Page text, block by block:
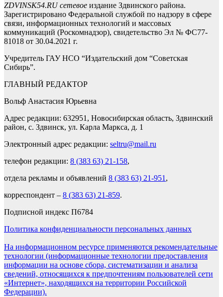
ZDVINSK54.RU сетевое издание Здвинского района.
Зарегистрировано Федеральной службой по надзору в сфере
связи, информационных технологий и массовых
коммуникаций (Роскомнадзор), свидетельство Эл № ФС77-
81018 от 30.04.2021 г.
Учредитель ГАУ НСО “Издательский дом “Советская
Сибирь”.
ГЛАВНЫЙ РЕДАКТОР
Вольф Анастасия Юрьевна
Адрес редакции: 632951, Новосибирская область, Здвинский
район, с. Здвинск, ул. Карла Маркса, д. 1
Электронный адрес редакции: seltru@mail.ru
телефон редакции: 8 (383 63) 21-158,
отдела рекламы и объявлений 8 (383 63) 21-951 ,
корреспондент – 8 (383 63) 21-859.
Подписной индекс П6784
Политика конфиденциальности персональных данных
На информационном ресурсе применяются рекомендательные
технологии (информационные технологии предоставления
информации на основе сбора, систематизации и анализа
сведений, относящихся к предпочтениям пользователей сети
«Интернет», находящихся на территории Российской
Федерации).